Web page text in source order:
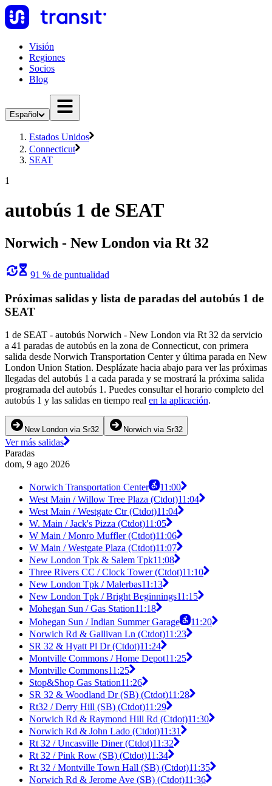
Visión
Regiones
Socios
Blog
Español
Estados Unidos
Connecticut
SEAT
1
autobús 1 de SEAT
Norwich - New London via Rt 32
91 % de puntualidad
Próximas salidas y lista de paradas del autobús 1 de
SEAT
1 de SEAT - autobús Norwich - New London via Rt 32 da servicio
a 41 paradas de autobús en la zona de Connecticut, con primera
salida desde Norwich Transportation Center y última parada en New
London Union Station. Desplázate hacia abajo para ver las próximas
llegadas del autobús 1 a cada parada y se mostrará la próxima salida
programada del autobús 1. Puedes consultar el horario completo del
autobús 1 y las salidas en tiempo real en la aplicación.
New London via Sr32 Norwich via Sr32
Ver más salidas
Paradas
dom, 9 ago 2026
Norwich Transportation Center
11:00
West Main / Willow Tree Plaza (Ctdot)11:04
West Main / Westgate Ctr (Ctdot)11:04
W. Main / Jack's Pizza (Ctdot)11:05
W Main / Monro Muffler (Ctdot)11:06
W Main / Westgate Plaza (Ctdot)11:07
New London Tpk & Salem Tpk11:08
Three Rivers CC / Clock Tower (Ctdot)11:10
New London Tpk / Malerbas11:13
New London Tpk / Bright Beginnings11:15
Mohegan Sun / Gas Station11:18
Mohegan Sun / Indian Summer Garage
11:20
Norwich Rd & Gallivan Ln (Ctdot)11:23
SR 32 & Hyatt Pl Dr (Ctdot)11:24
Montville Commons / Home Depot11:25
Montville Commons11:25
Stop&Shop Gas Station11:26
SR 32 & Woodland Dr (SB) (Ctdot)11:28
Rt32 / Derry Hill (SB) (Ctdot)11:29
Norwich Rd & Raymond Hill Rd (Ctdot)11:30
Norwich Rd & John Lado (Ctdot)11:31
Rt 32 / Uncasville Diner (Ctdot)11:32
Rt 32 / Pink Row (SB) (Ctdot)11:34
Rt 32 / Montville Town Hall (SB) (Ctdot)11:35
Norwich Rd & Jerome Ave (SB) (Ctdot)11:36